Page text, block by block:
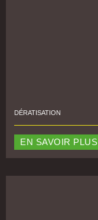
DÉRATISATION
EN SAVOIR PLUS